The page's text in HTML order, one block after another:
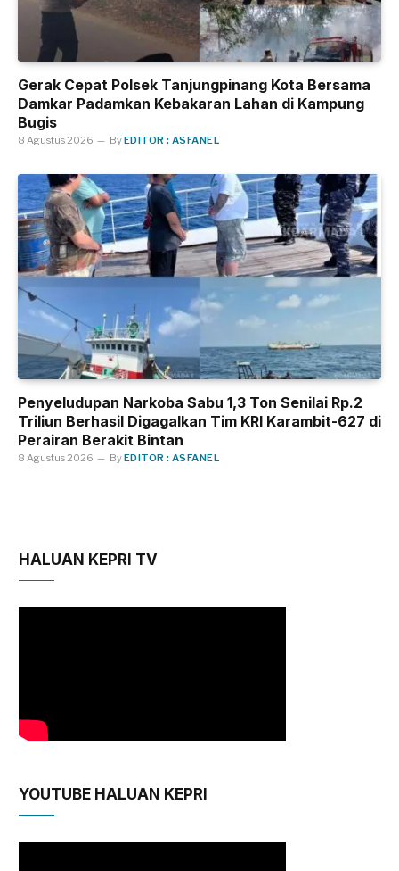
Gerak Cepat Polsek Tanjungpinang Kota Bersama
Damkar Padamkan Kebakaran Lahan di Kampung
Bugis
8 Agustus 2026 ByEDITOR : ASFANEL
Penyeludupan Narkoba Sabu 1,3 Ton Senilai Rp.2
Triliun Berhasil Digagalkan Tim KRI Karambit-627 di
Perairan Berakit Bintan
8 Agustus 2026 ByEDITOR : ASFANEL
HALUAN KEPRI TV
YOUTUBE HALUAN KEPRI